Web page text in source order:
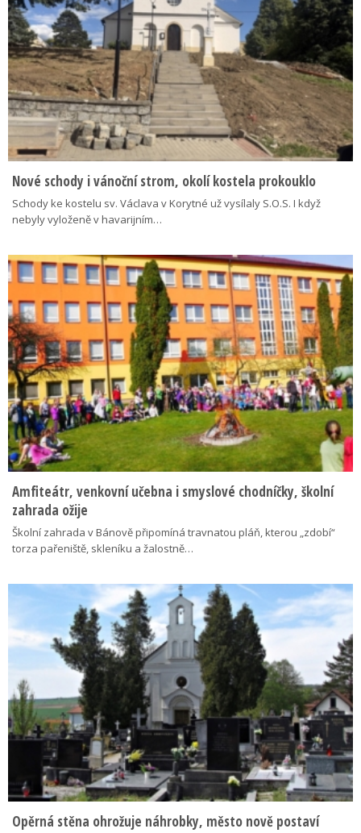
Nové schody i vánoční strom, okolí kostela prokouklo
Schody ke kostelu sv. Václava v Korytné už vysílaly S.O.S. I když
nebyly vyloženě v havarijním…
Amfiteátr, venkovní učebna i smyslové chodníčky, školní
zahrada ožije
Školní zahrada v Bánově připomíná travnatou pláň, kterou „zdobí“
torza pařeniště, skleníku a žalostně…
Opěrná stěna ohrožuje náhrobky, město nově postaví